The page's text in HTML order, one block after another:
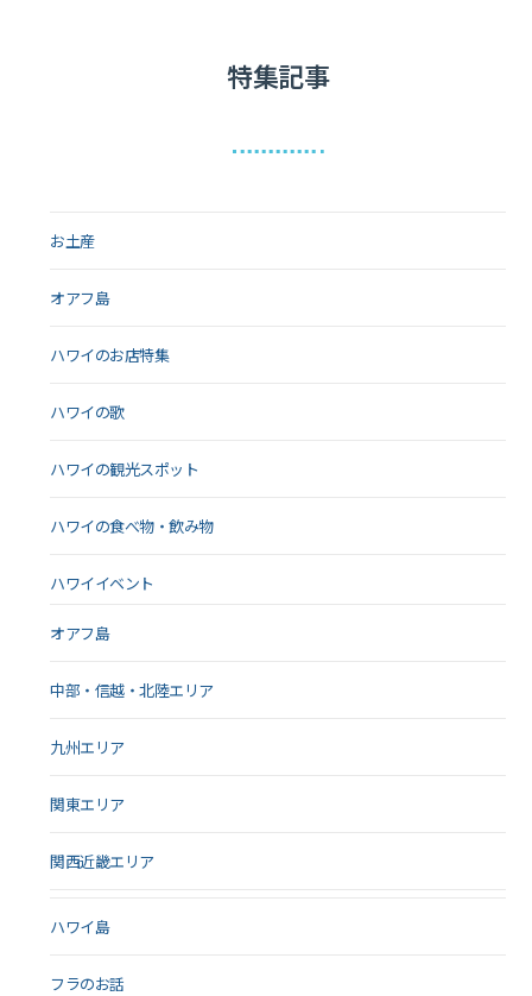
特集記事
お土産
オアフ島
ハワイのお店特集
ハワイの歌
ハワイの観光スポット
ハワイの食べ物・飲み物
ハワイイベント
オアフ島
中部・信越・北陸エリア
九州エリア
関東エリア
関西近畿エリア
ハワイ島
フラのお話